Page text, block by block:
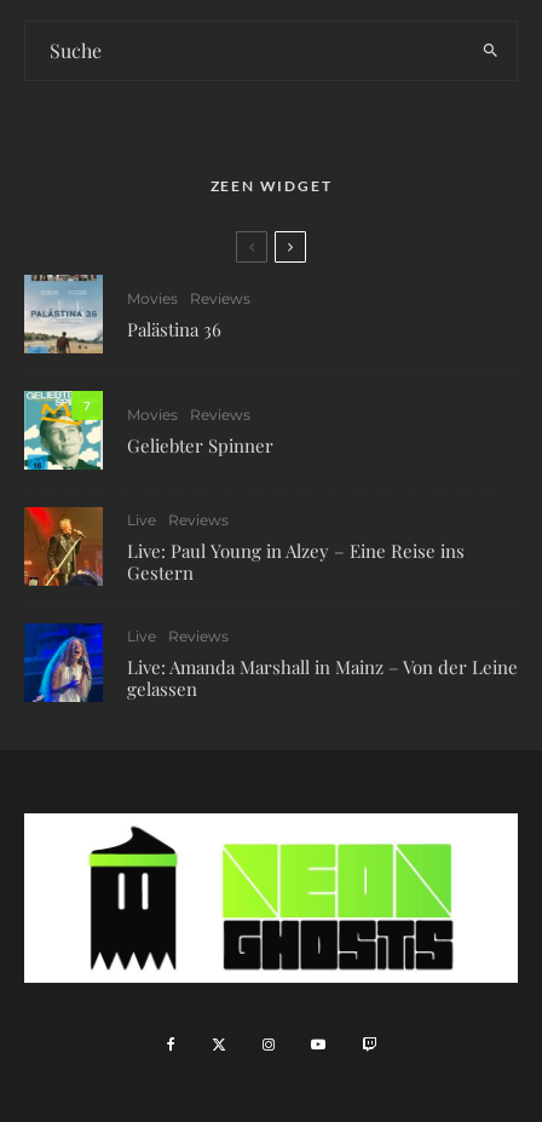
ZEEN WIDGET
Movies Reviews
Palästina 36
7
Movies Reviews
Geliebter Spinner
Live Reviews
Live: Paul Young in Alzey – Eine Reise ins
Gestern
Live Reviews
Live: Amanda Marshall in Mainz – Von der Leine
gelassen